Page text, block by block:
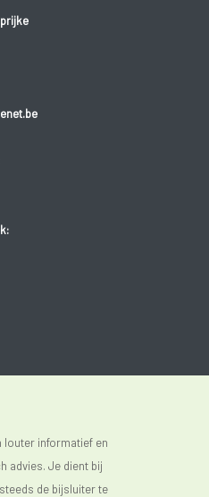
louter informatief en
advies. Je dient bij
de bijsluiter te